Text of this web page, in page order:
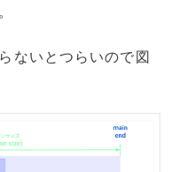
ないとつらいので図